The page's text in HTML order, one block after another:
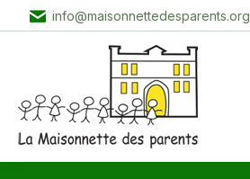
info@maisonnettedesparents.org